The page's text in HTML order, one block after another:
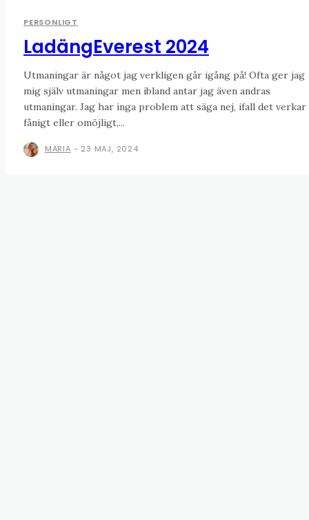
PERSONLIGT
LadängEverest 2024
Utmaningar är något jag verkligen går igång på! Ofta ger jag
mig själv utmaningar men ibland antar jag även andras
utmaningar. Jag har inga problem att säga nej, ifall det verkar
fånigt eller omöjligt,...
MARIA - 23 MAJ, 2024